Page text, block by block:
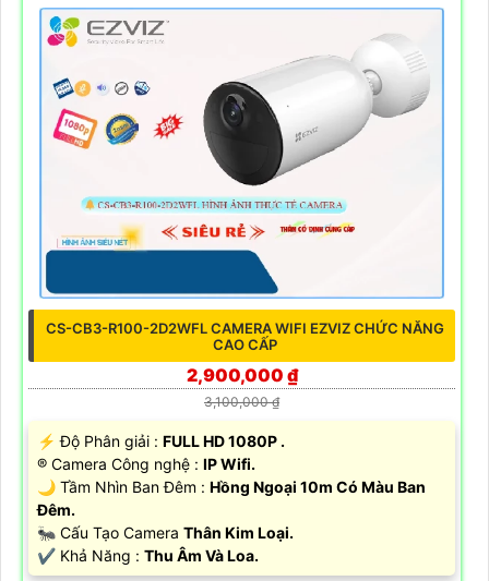
CS-CB3-R100-2D2WFL CAMERA WIFI EZVIZ CHỨC NĂNG
CAO CẤP
2,900,000 ₫
3,100,000 ₫
️⚡ Độ Phân giải : FULL HD 1080P .
®️ Camera Công nghệ : IP Wifi.
🌙 Tầm Nhìn Ban Đêm : Hồng Ngoại 10m Có Màu Ban
Đêm.
🐜 Cấu Tạo Camera Thân Kim Loại.
️✔️ Khả Năng : Thu Âm Và Loa.